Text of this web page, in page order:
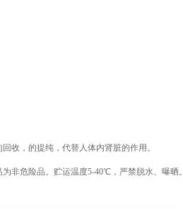
收，的提纯，代替人体内肾脏的作用。
非危险品。贮运温度5-40℃，严禁脱水、曝晒。